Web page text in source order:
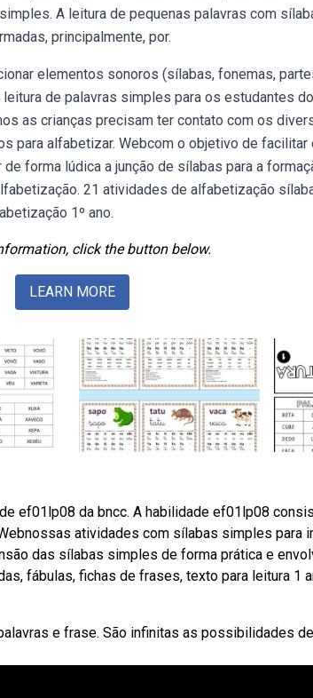
A leitura de pequenas palavras com
principalmente, por.
elementos sonoros (sílabas, fonemas,
de palavras simples para os estudantes do
as crianças precisam ter contato com os
para alfabetizar. Webcom o objetivo de facilitar
forma lúdica a junção de sílabas para a
21 atividades de alfabetização
1º ano.
click the button below.
LEARN MORE
ef01lp08 da bncc. A habilidade ef01lp08
atividades com sílabas simples para
das sílabas simples de forma prática e
fábulas, fichas de frases, texto para leitura 1
e frase. São infinitas as possibilidades